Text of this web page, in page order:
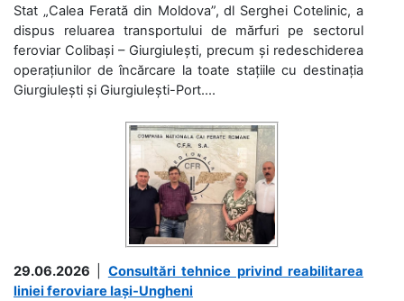
Stat „Calea Ferată din Moldova”, dl Serghei Cotelinic, a
dispus reluarea transportului de mărfuri pe sectorul
feroviar Colibași – Giurgiulești, precum și redeschiderea
operațiunilor de încărcare la toate stațiile cu destinația
Giurgiulești și Giurgiulești-Port....
29.06.2026
Consultări tehnice privind reabilitarea
liniei feroviare Iași-Ungheni